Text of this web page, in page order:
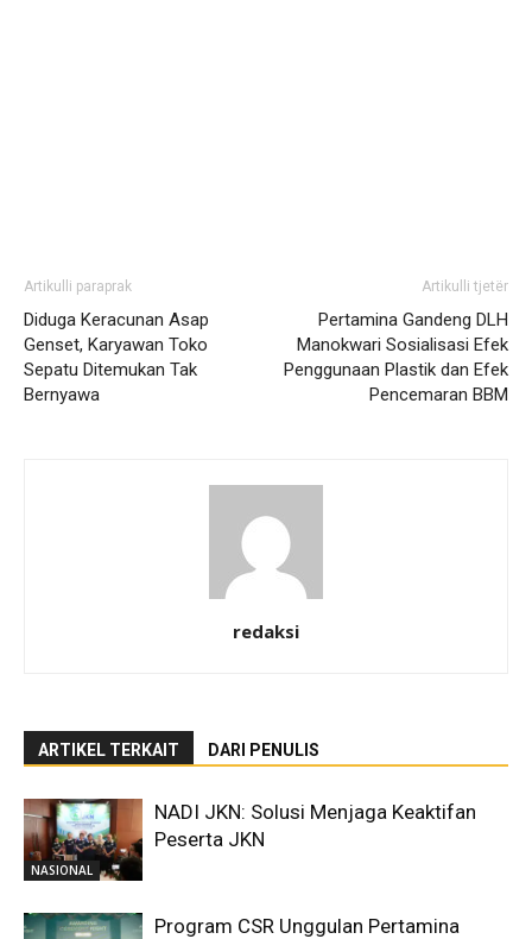
Artikulli paraprak
Diduga Keracunan Asap
Genset, Karyawan Toko
Sepatu Ditemukan Tak
Bernyawa
Artikulli tjetër
Pertamina Gandeng DLH
Manokwari Sosialisasi Efek
Penggunaan Plastik dan Efek
Pencemaran BBM
redaksi
ARTIKEL TERKAIT DARI PENULIS
NASIONAL
NADI JKN: Solusi Menjaga Keaktifan
Peserta JKN
Program CSR Unggulan Pertamina